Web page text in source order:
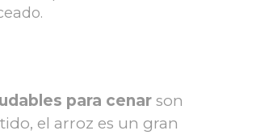
para cenar son
el arroz es un gran